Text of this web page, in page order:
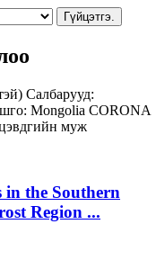
Гүйцэтгэ.
Салбарууд:
Mongolia CORONA
муж
in the Southern
Region ...